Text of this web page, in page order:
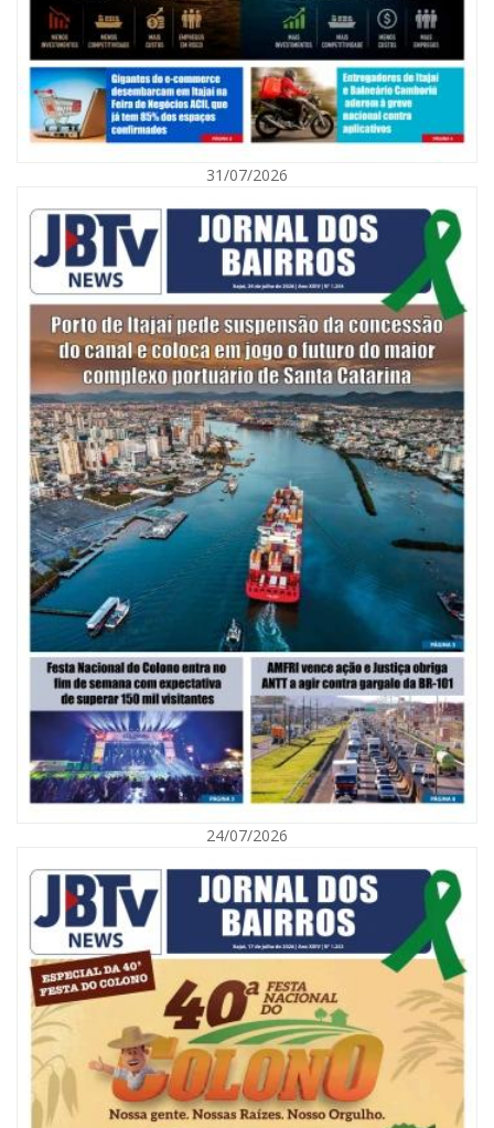
Defesa Civil de Itajaí alerta para chuva, ventos fortes e queda de
temperatura
ITAJAÍ
06/08/2026 | 10:02
Audiência pública debate Programa Municipal de Habitação de Interesse
Social em Itajaí
31/07/2026
24/07/2026